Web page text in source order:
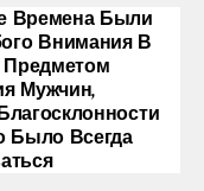
Времена Были
Внимания В
Мужчин,
Всегда